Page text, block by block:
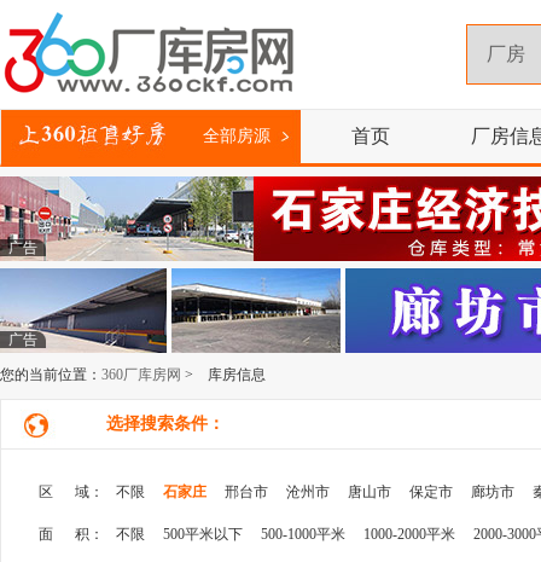
全部房源 首页 厂房信
广告
广告
您的当前位置： 360厂库房网 > 库房信息
选择搜索条件：
区 域： 不限 石家庄 邢台市 沧州市 唐山市 保定市 廊坊市
面 积： 不限 500平米以下 500-1000平米 1000-2000平米 2000-3000